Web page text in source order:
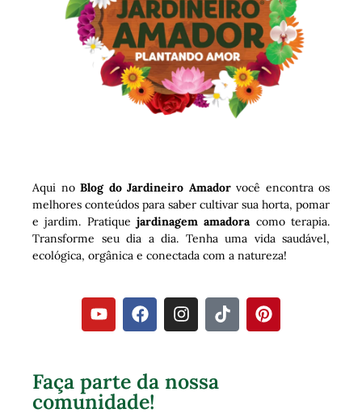
Aqui no Blog do Jardineiro Amadorvocê encontra os
melhores conteúdos para saber cultivar sua horta, pomar
e jardim. Pratique jardinagem amadoracomo terapia.
Transforme seu dia a dia. Tenha uma vida saudável,
ecológica, orgânica e conectada com a natureza!
Faça parte da nossa
comunidade!